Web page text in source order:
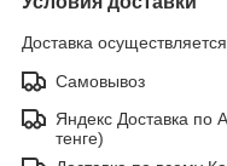
Доставка
Самовывоз
Яндекс Доставка по
тенге)